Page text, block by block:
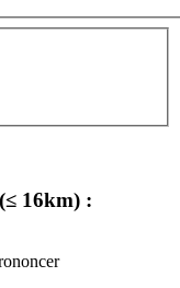
16km) :